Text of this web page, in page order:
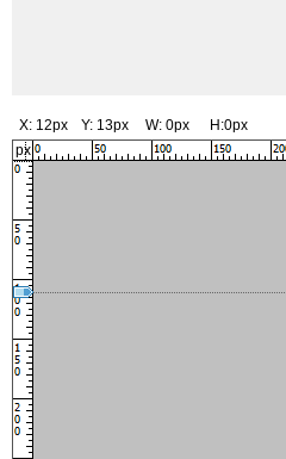
X: 12px Y: 13px W: 0px H:0px
px